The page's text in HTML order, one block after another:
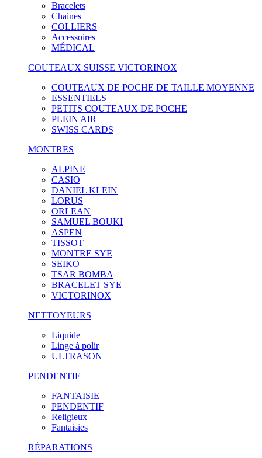
Bracelets
Chaines
COLLIERS
Accessoires
MÉDICAL
COUTEAUX SUISSE VICTORINOX
COUTEAUX DE POCHE DE TAILLE MOYENNE
ESSENTIELS
PETITS COUTEAUX DE POCHE
PLEIN AIR
SWISS CARDS
MONTRES
ALPINE
CASIO
DANIEL KLEIN
LORUS
ORLEAN
SAMUEL BOUKI
ASPEN
TISSOT
MONTRE SYE
SEIKO
TSAR BOMBA
BRACELET SYE
VICTORINOX
NETTOYEURS
Liquide
Linge à polir
ULTRASON
PENDENTIF
FANTAISIE
PENDENTIF
Religieux
Fantaisies
RÉPARATIONS